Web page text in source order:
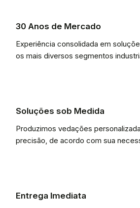
30 Anos de Mercado
Experiência consolidada em
os mais diversos segmentos
Soluções sob Medida
Produzimos vedações
precisão, de acordo com sua
Entrega Imediata